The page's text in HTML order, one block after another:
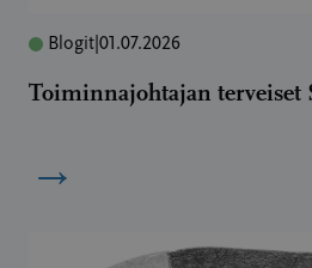
Blogit 01.07.2026
Toiminnajohtajan terveiset
→